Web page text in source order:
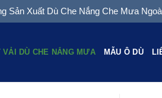
Sản Xuất Dù Che Nắng Che Mưa
VẢI DÙ CHE NẮNG MƯA MẪU Ô DÙ